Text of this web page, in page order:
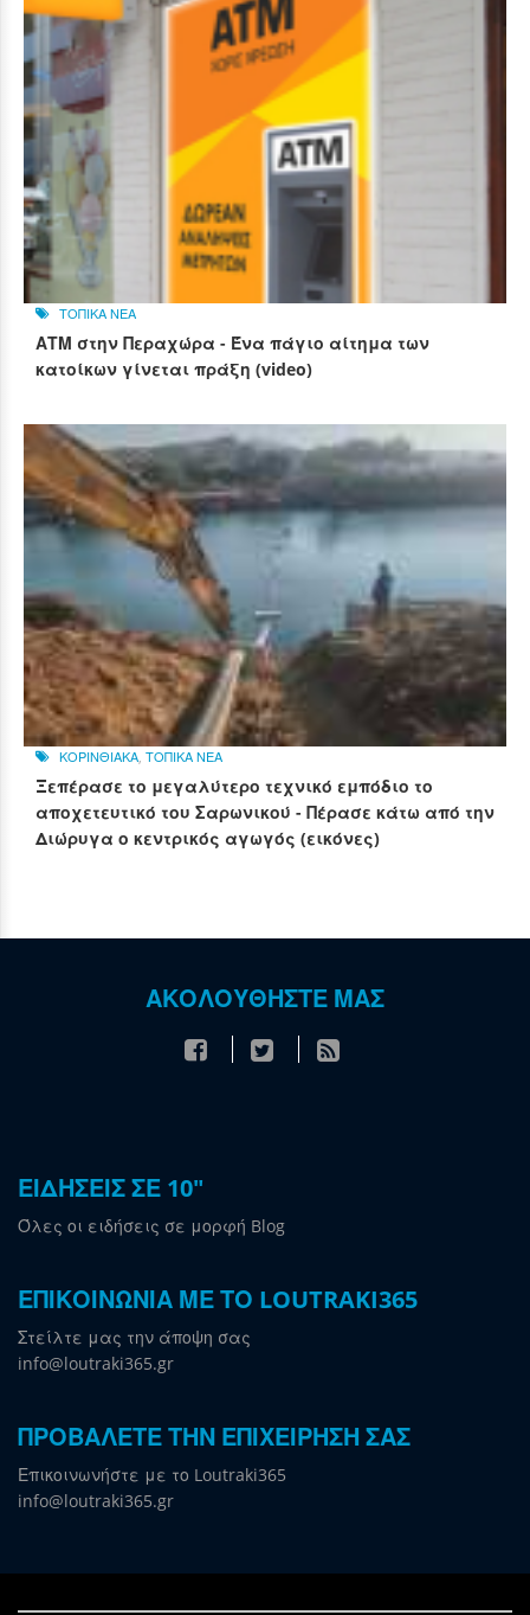
ΤΟΠΙΚΑ ΝΕΑ
ΑΤΜ στην Περαχώρα - Ένα πάγιο αίτημα των
κατοίκων γίνεται πράξη (video)
ΚΟΡΙΝΘΙΑΚΑ, ΤΟΠΙΚΑ ΝΕΑ
Ξεπέρασε το μεγαλύτερο τεχνικό εμπόδιο το
αποχετευτικό του Σαρωνικού - Πέρασε κάτω από την
Διώρυγα ο κεντρικός αγωγός (εικόνες)
ΑΚΟΛΟΥΘΗΣΤΕ ΜΑΣ
ΕΙΔΗΣΕΙΣ ΣΕ 10"
Όλες οι ειδήσεις σε μορφή Blog
ΕΠΙΚΟΙΝΩΝΙΑ ΜΕ ΤΟ LOUTRAKI365
Στείλτε μας την άποψη σας
info@loutraki365.gr
ΠΡΟΒΑΛΕΤΕ ΤΗΝ ΕΠΙΧΕΙΡΗΣΗ ΣΑΣ
Επικοινωνήστε με το Loutraki365
info@loutraki365.gr